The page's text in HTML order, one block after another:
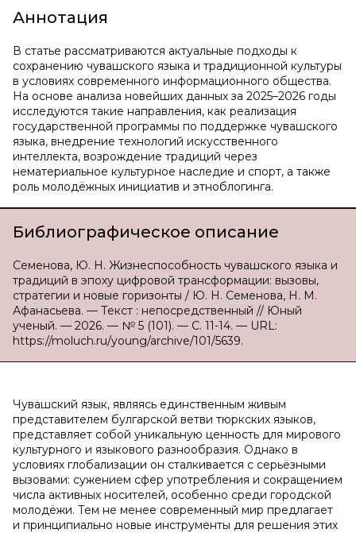
Аннотация
В статье рассматриваются актуальные подходы к
сохранению чувашского языка и традиционной культуры
в условиях современного информационного общества.
На основе анализа новейших данных за 2025–2026 годы
исследуются такие направления, как реализация
государственной программы по поддержке чувашского
языка, внедрение технологий искусственного
интеллекта, возрождение традиций через
нематериальное культурное наследие и спорт, а также
роль молодёжных инициатив и этноблогинга.
Библиографическое описание
Семенова, Ю. Н. Жизнеспособность чувашского языка и
традиций в эпоху цифровой трансформации: вызовы,
стратегии и новые горизонты / Ю. Н. Семенова, Н. М.
Афанасьева. — Текст : непосредственный // Юный
ученый. — 2026. — № 5 (101). — С. 11-14. — URL:
https://moluch.ru/young/archive/101/5639.
Чувашский язык, являясь единственным живым
представителем булгарской ветви тюркских языков,
представляет собой уникальную ценность для мирового
культурного и языкового разнообразия. Однако в
условиях глобализации он сталкивается с серьёзными
вызовами: сужением сфер употребления и сокращением
числа активных носителей, особенно среди городской
молодёжи. Тем не менее современный мир предлагает
и принципиально новые инструменты для решения этих